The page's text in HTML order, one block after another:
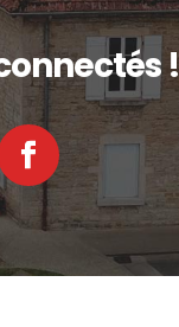
!
Facebook